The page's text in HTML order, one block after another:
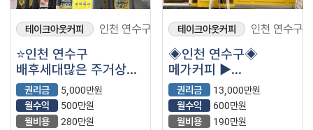
테이크아웃커피 인천 연수구
⭐인천 연수구
배후세대많은 주거상권
/ 신규창업비 이하
급매물 / ＂컴포즈커피
＂ 입니다⭐
권리금
5,000만원
월수익
500만원
월비용
280만원
테이크아웃커피 인천 연수구
◈인천 연수구◈
메가커피 ▶
월매출2,500만원◀
고수익 /안전창업 /
초보추천
권리금
13,000만원
월수익
600만원
월비용
190만원